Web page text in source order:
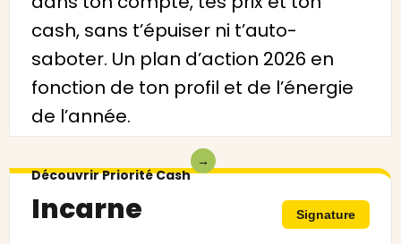
cash, sans t’épuiser ni t’auto-
saboter. Un plan d’action 2026 en
fonction de ton profil et de l’énergie
de l’année.
Découvrir Priorité Cash
→
Incarne Signature